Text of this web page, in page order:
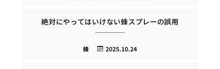
絶対にやってはいけない蜂スプレーの誤用
2025.10.24
蜂